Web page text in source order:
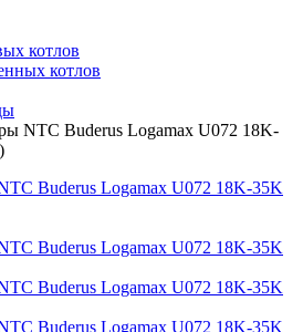
котлов
котлов
NTC Buderus Logamax U072 18K-